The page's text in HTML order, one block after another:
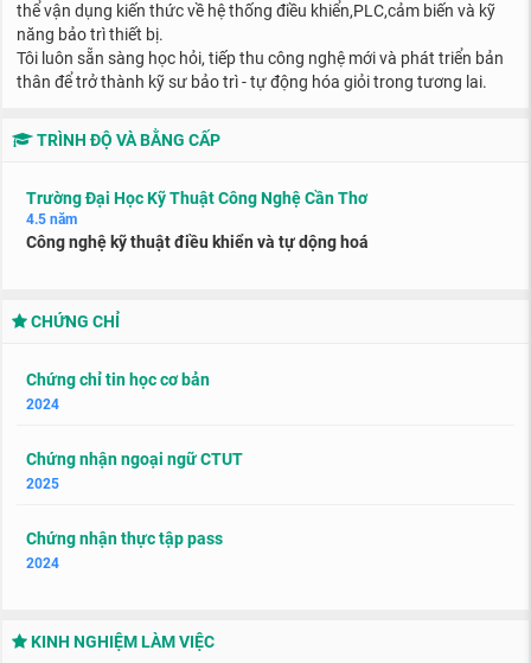
thể vận dụng kiến thức về hệ thống điều khiển,PLC,cảm biến và kỹ
năng bảo trì thiết bị.
Tôi luôn sẵn sàng học hỏi, tiếp thu công nghệ mới và phát triển bản
thân để trở thành kỹ sư bảo trì - tự động hóa giỏi trong tương lai.
TRÌNH ĐỘ VÀ BẰNG CẤP
Trường Đại Học Kỹ Thuật Công Nghệ Cần Thơ
4.5 năm
Công nghệ kỹ thuật điều khiển và tự dộng hoá
CHỨNG CHỈ
Chứng chỉ tin học cơ bản
2024
Chứng nhận ngoại ngữ CTUT
2025
Chứng nhận thực tập pass
2024
KINH NGHIỆM LÀM VIỆC